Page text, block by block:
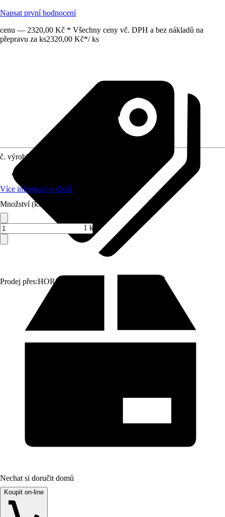
Napsat první hodnocení
cenu — 2320,00 Kč * Všechny ceny vč. DPH a bez nákladů na
přepravu za ks2320,00 Kč*/ ks
Prodej přes:HORNBACH
č. výrobku
Více informací o zboží
Množství (ks)
1 ks
Nechat si doručit domů
Koupit on-line